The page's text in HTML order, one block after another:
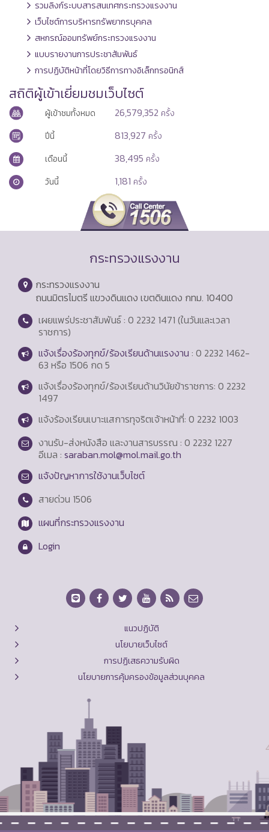
รวมลิงก์ระบบสารสนเทศกระทรวงแรงงาน
เว็บไซต์การบริหารทรัพยากรบุคคล
สหกรณ์ออมทรัพย์กระทรวงแรงงาน
แบบรายงานการประชาสัมพันธ์
การปฏิบัติหน้าที่โดยวิธีการทางอิเล็กทรอนิกส์
สถิติผู้เข้าเยี่ยมชมเว็บไซต์
ผู้เข้าชมทั้งหมด 26,579,352 ครั้ง
ปีนี้
813,927 ครั้ง
เดือนนี้
38,495 ครั้ง
วันนี้
1,181 ครั้ง
กระทรวงแรงงาน
กระทรวงแรงงาน
ถนนมิตรไมตรี แขวงดินแดง เขตดินแดง กทม. 10400
เผยแพร่ประชาสัมพันธ์ : 0 2232 1471 (ในวันและเวลา
ราชการ)
แจ้งเรื่องร้องทุกข์/ร้องเรียนด้านแรงงาน : 0 2232 1462-
63 หรือ 1506 กด 5
แจ้งเรื่องร้องทุกข์/ร้องเรียนด้านวินัยข้าราชการ: 0 2232
1497
แจ้งร้องเรียนเบาะแสการทุจริตเจ้าหน้าที่: 0 2232 1003
งานรับ-ส่งหนังสือ และงานสารบรรณ : 0 2232 1227
อีเมล : saraban.mol@mol.mail.go.th
แจ้งปัญหาการใช้งานเว็บไซต์
สายด่วน 1506
แผนที่กระทรวงแรงงาน
Login
แนวปฏิบัติ
นโยบายเว็บไซต์
การปฏิเสธความรับผิด
นโยบายการคุ้มครองข้อมูลส่วนบุคคล